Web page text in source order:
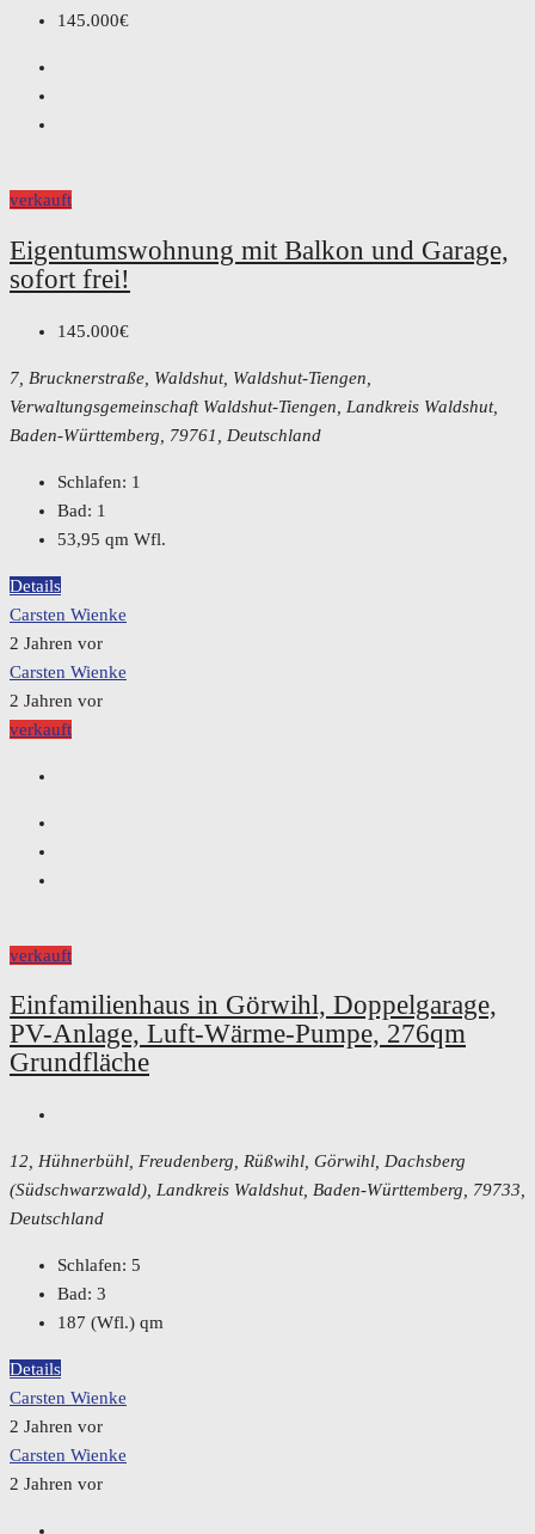
145.000€
verkauft
Eigentumswohnung mit Balkon und Garage,
sofort frei!
145.000€
7, Brucknerstraße, Waldshut, Waldshut-Tiengen,
Verwaltungsgemeinschaft Waldshut-Tiengen, Landkreis Waldshut,
Baden-Württemberg, 79761, Deutschland
Schlafen: 1
Bad: 1
53,95 qm Wfl.
Details
Carsten Wienke
2 Jahren vor
Carsten Wienke
2 Jahren vor
verkauft
verkauft
Einfamilienhaus in Görwihl, Doppelgarage,
PV-Anlage, Luft-Wärme-Pumpe, 276qm
Grundfläche
12, Hühnerbühl, Freudenberg, Rüßwihl, Görwihl, Dachsberg
(Südschwarzwald), Landkreis Waldshut, Baden-Württemberg, 79733,
Deutschland
Schlafen: 5
Bad: 3
187 (Wfl.) qm
Details
Carsten Wienke
2 Jahren vor
Carsten Wienke
2 Jahren vor